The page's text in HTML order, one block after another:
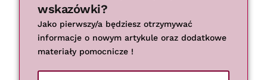
wskazówki?
Jako pierwszy/a będziesz otrzymywać
informacje o nowym artykule oraz dodatkowe
materiały pomocnicze !